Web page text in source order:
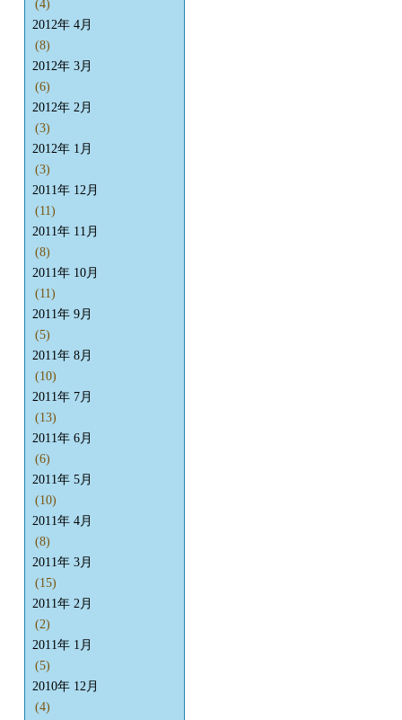
(4)
2012年 4月
(8)
2012年 3月
(6)
2012年 2月
(3)
2012年 1月
(3)
2011年 12月
(11)
2011年 11月
(8)
2011年 10月
(11)
2011年 9月
(5)
2011年 8月
(10)
2011年 7月
(13)
2011年 6月
(6)
2011年 5月
(10)
2011年 4月
(8)
2011年 3月
(15)
2011年 2月
(2)
2011年 1月
(5)
2010年 12月
(4)